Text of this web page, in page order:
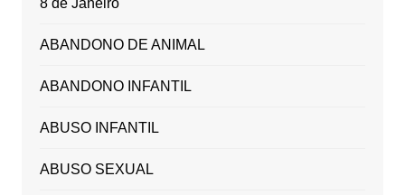
ABANDONO DE ANIMAL
ABANDONO INFANTIL
ABUSO INFANTIL
ABUSO SEXUAL